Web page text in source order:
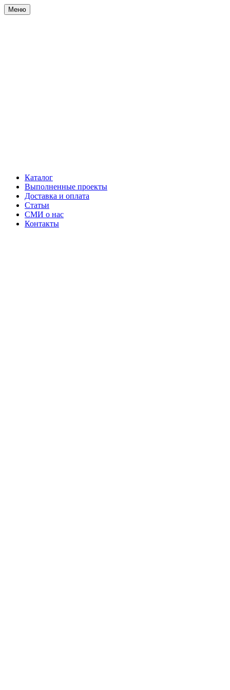
Меню
Каталог
Выполненные проекты
Доставка и оплата
Статьи
СМИ о нас
Контакты